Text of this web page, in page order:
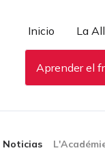
Inicio La
Aprender el
Noticias